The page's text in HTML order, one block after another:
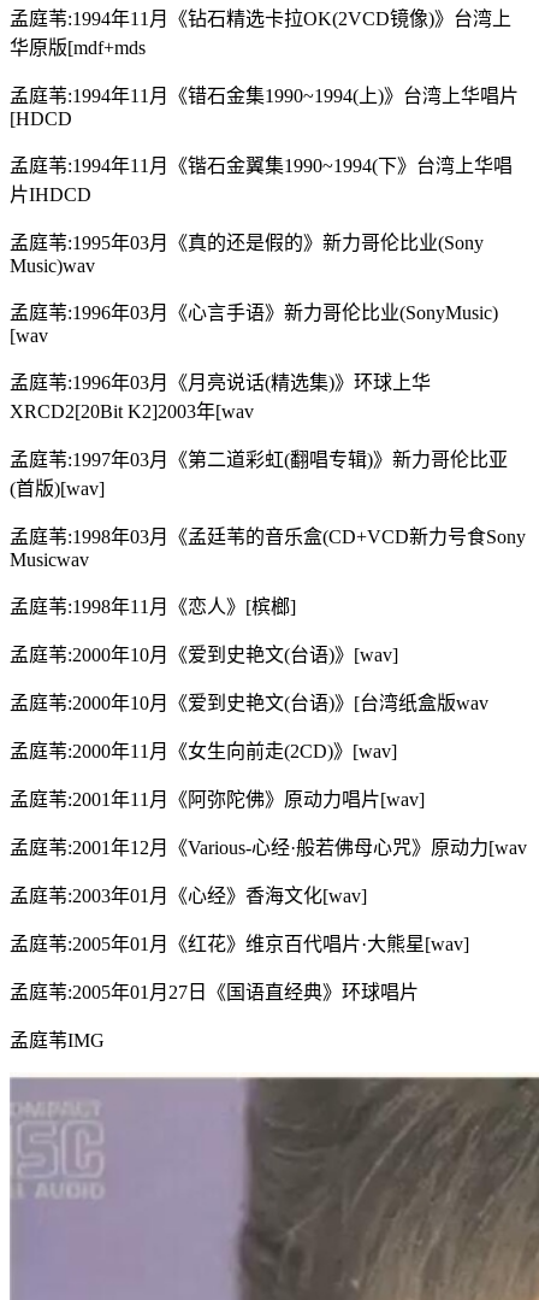
孟庭苇:1994年11月《钻石精选卡拉OK(2VCD镜像)》台湾上
华原版[mdf+mds
孟庭苇:1994年11月《错石金集1990~1994(上)》台湾上华唱片
[HDCD
孟庭苇:1994年11月《锴石金翼集1990~1994(下》台湾上华唱
片IHDCD
孟庭苇:1995年03月《真的还是假的》新力哥伦比业(Sony
Music)wav
孟庭苇:1996年03月《心言手语》新力哥伦比业(SonyMusic)
[wav
孟庭苇:1996年03月《月亮说话(精选集)》环球上华
XRCD2[20Bit K2]2003年[wav
孟庭苇:1997年03月《第二道彩虹(翻唱专辑)》新力哥伦比亚
(首版)[wav]
孟庭苇:1998年03月《孟廷苇的音乐盒(CD+VCD新力号食Sony
Musicwav
孟庭苇:1998年11月《恋人》[槟榔]
孟庭苇:2000年10月《爱到史艳文(台语)》[wav]
孟庭苇:2000年10月《爱到史艳文(台语)》[台湾纸盒版wav
孟庭苇:2000年11月《女生向前走(2CD)》[wav]
孟庭苇:2001年11月《阿弥陀佛》原动力唱片[wav]
孟庭苇:2001年12月《Various-心经·般若佛母心咒》原动力[wav
孟庭苇:2003年01月《心经》香海文化[wav]
孟庭苇:2005年01月《红花》维京百代唱片·大熊星[wav]
孟庭苇:2005年01月27日《国语直经典》环球唱片
孟庭苇IMG